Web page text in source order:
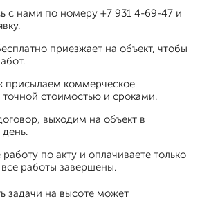
с нами по номеру +7 931 4-69-47 и
приезжает на объект, чтобы
присылаем коммерческое
стоимостью и сроками.
выходим на объект в
по акту и оплачиваете только
все работы завершены.
задачи на высоте может